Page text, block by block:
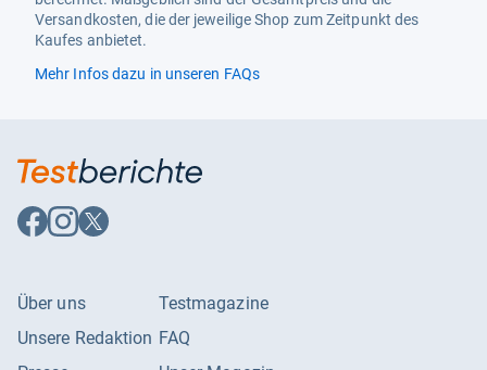
italienisch
Ursprungsland
Veröffentlichungsdatum 08.12.2023
Versandkosten, die der jeweilige Shop zum Zeitpunkt des
Kaufes anbietet.
Mehr Infos dazu in unseren FAQs
Auf
Facebook
Auf
Instagram
Auf
X
Über uns
Unsere Redaktion
Testmagazine
FAQ